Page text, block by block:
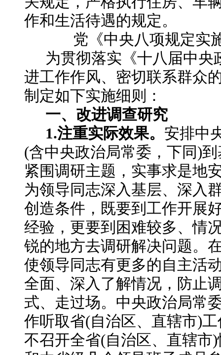
作和生活待遇的规定。
党《中央八项规定实
为贯彻落实《十八届中央
进工作作风、密切联系群众
制定如下实施细则：
一、改进调查研究
1.注重实际效果。 安排中
(含中央政治局常委，下同)
紧围调研主题，实事求是地
为领导同志深入基层、深入
创造条件，既要到工作开展
经验，更要到困难较多、情
锐的地方去调研解决问题。
使领导同志有更多的自主活
全面、深入了解情况，防止
式、走过场。中央政治局常
作听取省(自治区、直辖市)
不召开全省(自治区、直辖市